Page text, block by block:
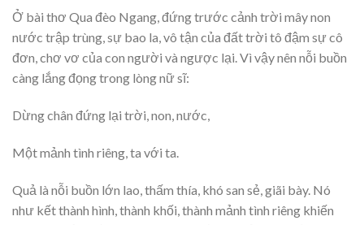
Ở bài thơ Qua đèo Ngang, đứng trước cảnh trời mây non
nước trập trùng, sự bao la, vô tận của đất trời tô đậm sự cô
đơn, chơ vơ của con người và ngược lại. Vì vậy nên nỗi buồn
càng lắng đọng trong lòng nữ sĩ:
Dừng chân đứng lại trời, non, nước,
Một mảnh tình riêng, ta với ta.
Quả là nỗi buồn lớn lao, thấm thía, khó san sẻ, giãi bày. Nó
như kết thành hình, thành khối, thành mảnh tình riêng khiến